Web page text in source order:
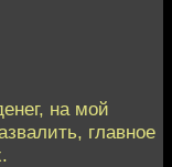
на мой
главное